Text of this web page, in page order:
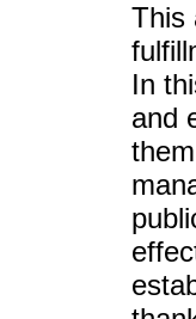
This
In
and